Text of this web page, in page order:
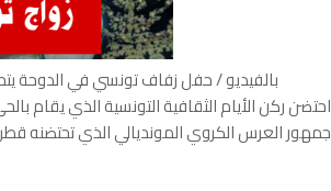
بالفيديو / حفل زفاف تونسي في الدوحة
احتضن ركن الأيام الثقافية التونسية الذي يقام
جمهور العرس الكروي المونديالي الذي تحتضنه